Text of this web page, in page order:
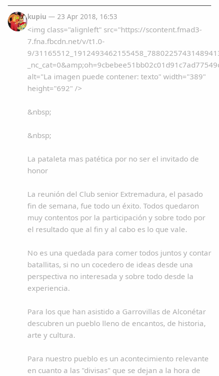
kupiu — 23 Apr 2018, 16:53
<img class="alignleft" src="https://scontent.fmad3-
7.fna.fbcdn.net/v/t1.0-
9/
alt="La imagen puede contener: texto" width="389"
height="692" />
&nbsp;
&nbsp;
La pataleta mas patética por no ser el invitado de
honor
La reunión del Club senior Extremadura, el pasado
fin de semana, fue todo un éxito. Todos quedaron
muy contentos por la participación y sobre todo por
el resultado que al fin y al cabo es lo que vale.
No es una quedada para comer todos juntos y contar
batallitas, si no un cocedero de ideas desde una
perspectiva no interesada y sobre todo desde la
experiencia.
Para los que han asistido a Garrovillas de Alconétar
descubren un pueblo lleno de encantos, de historia,
arte y cultura.
Para nuestro pueblo es un acontecimiento relevante
en cuanto a las "divisas" que se dejan a la hora de